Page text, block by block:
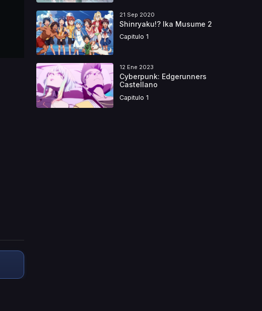
21 Sep 2020
Shinryaku!? Ika Musume 2
Capitulo 1
12 Ene 2023
Cyberpunk: Edgerunners
Castellano
Capitulo 1